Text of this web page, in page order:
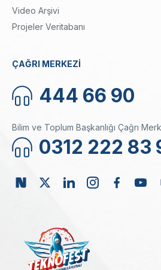
Video Arşivi
Projeler Veritabanı
ÇAĞRI MERKEZİ
444 66 90
Bilim ve Toplum Başkanlığı Çağrı
0312 222 83